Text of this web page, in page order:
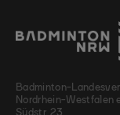
Badminton-
Nordrhein-Westfalen